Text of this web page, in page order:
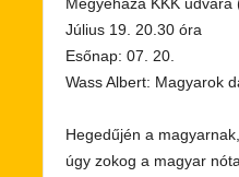
Július 19. 20.30 óra
Esőnap: 07. 20.
Wass Albert: Magyarok
Hegedűjén a magyarnak,
úgy zokog a magyar nóta,